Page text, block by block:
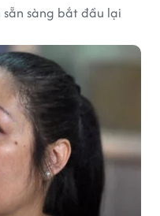
sẵn sàng bắt đầu lại